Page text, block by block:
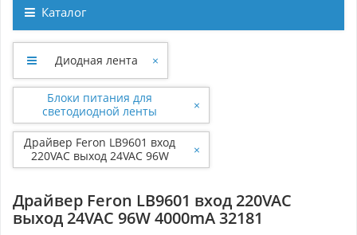
Каталог
Диодная лента ×
Блоки питания для
светодиодной ленты
×
Драйвер Feron LB9601 вход
220VAC выход 24VAC 96W
4000mA 32181
×
Драйвер Feron LB9601 вход 220VAC
выход 24VAC 96W 4000mA 32181